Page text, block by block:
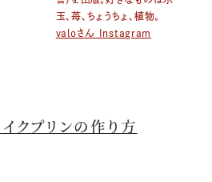
玉、苺、ちょうちょ、植物。
valoさん Instagram
クプリンの作り方